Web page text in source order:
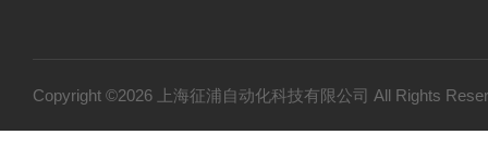
国产产品
Copyright ©2026 上海征浦自动化科技有限公司 All Rights